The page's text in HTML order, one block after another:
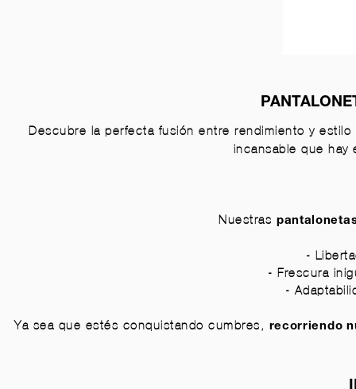
Descubre la perfecta fusión entre rendimiento y
incansable que hay
Nuestras
-
- Frescura
-
Ya sea que estés conquistando cumbres, recorriendo